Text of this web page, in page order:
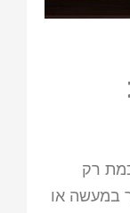
רק
במעשה או